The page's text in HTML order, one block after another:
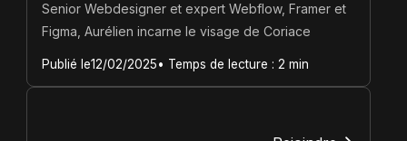
Mindset Freelance
carrière d’entrepreneur à succès
Apprends à gérer ton temps personnel
Senior Webdesigner et expert Webflow, Framer et
Figma, Aurélien incarne le visage de Coriace
Publié le12/02/2025• Temps de lecture : 2 min